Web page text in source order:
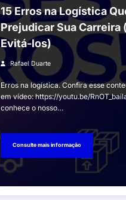
15 Erros na Logística
Prejudicar Sua Carreira
Evitá-los)
Rafael Duarte
Erros na logística. Confira esse
em vídeo: https://youtu.be/
conhece o nosso…
Consulte mais informação